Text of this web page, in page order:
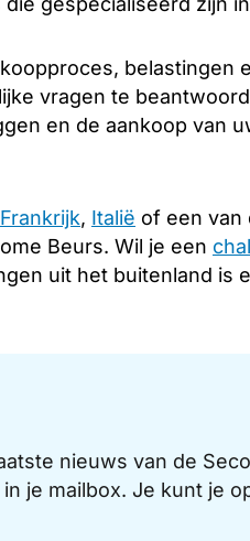
belastingen
vragen te
en de aankoop van
Frankrijk, Italië of een van
Beurs. Wil je een
uit het buitenland is
nieuws van de
je mailbox. Je kunt je